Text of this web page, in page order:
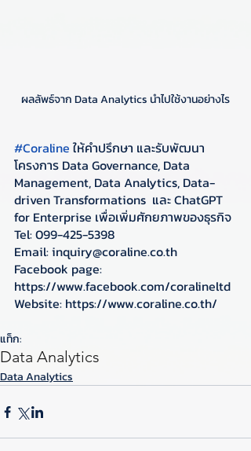
ผลลัพธ์จาก Data Analytics นำไปใช้งานอย่างไร
#Coraline ให้คำปรึกษา และรับพัฒนา
โครงการ Data Governance, Data
Management, Data Analytics, Data-
driven Transformations  และ ChatGPT
for Enterprise เพื่อเพิ่มศักยภาพของธุรกิจ
Tel: 099-425-5398
Email: inquiry@coraline.co.th
Facebook page:
https://www.facebook.com/coralineltd
Website: https://www.coraline.co.th/
แท็ก:
Data Analytics
Data Analytics